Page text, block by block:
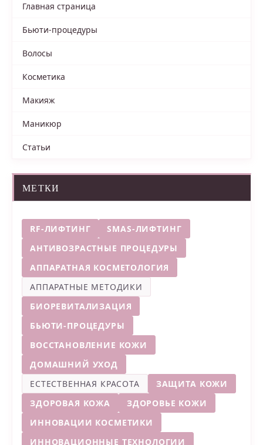
Главная страница
Бьюти-процедуры
Волосы
Косметика
Макияж
Маникюр
Статьи
МЕТКИ
RF-ЛИФТИНГ
SMAS-ЛИФТИНГ
АНТИВОЗРАСТНЫЕ ПРОЦЕДУРЫ
АППАРАТНАЯ КОСМЕТОЛОГИЯ
АППАРАТНЫЕ МЕТОДИКИ
БИОРЕВИТАЛИЗАЦИЯ
БЬЮТИ-ПРОЦЕДУРЫ
ВОССТАНОВЛЕНИЕ КОЖИ
ДОМАШНИЙ УХОД
ЕСТЕСТВЕННАЯ КРАСОТА
ЗАЩИТА КОЖИ
ЗДОРОВАЯ КОЖА
ЗДОРОВЬЕ КОЖИ
ИННОВАЦИИ КОСМЕТИКИ
ИННОВАЦИОННЫЕ ТЕХНОЛОГИИ